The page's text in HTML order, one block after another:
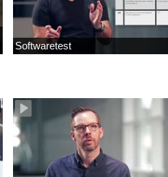
Softwaretest